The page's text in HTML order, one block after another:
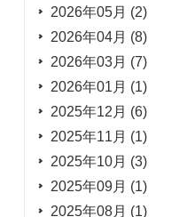
2026年05月 (2)
2026年04月 (8)
2026年03月 (7)
2026年01月 (1)
2025年12月 (6)
2025年11月 (1)
2025年10月 (3)
2025年09月 (1)
2025年08月 (1)